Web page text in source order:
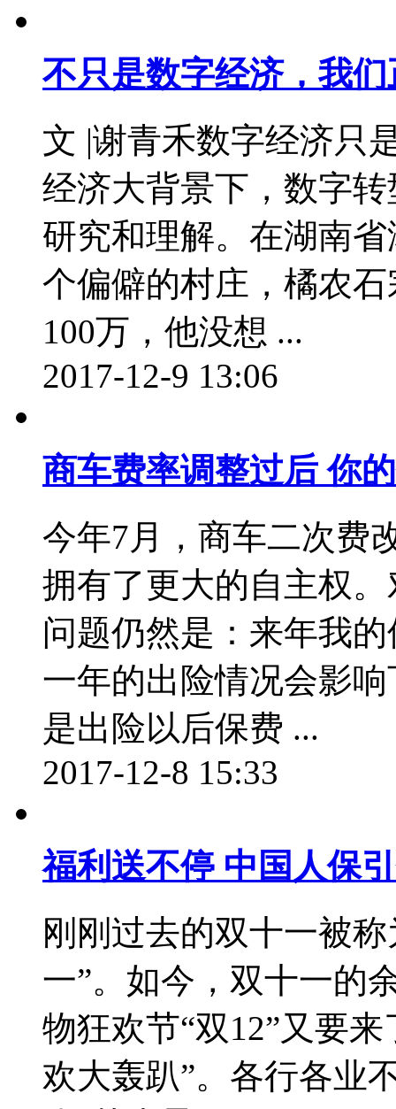
不只是数字经济，我
文 |谢青禾数字经济只
经济大背景下，数字
研究和理解。在湖南
个偏僻的村庄，橘农
100万，他没想 ...
2017-12-9 13:06
商车费率调整过后 你
今年7月，商车二次费
拥有了更大的自主权
问题仍然是：来年我
一年的出险情况会影
是出险以后保费 ...
2017-12-8 15:33
福利送不停 中国人保
刚刚过去的双十一被
一”。如今，双十一的
物狂欢节“双12”又要
欢大轰趴”。各行各业